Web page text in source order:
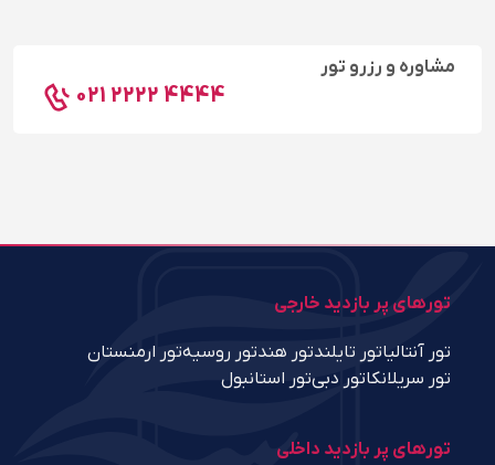
مشاوره و رزرو تور
021 2222 4444
تورهای پر بازدید خارجی
تور آنتالیاتور تایلندتور هندتور روسیهتور ارمنستان
تور سریلانکاتور دبیتور استانبول
تورهای پر بازدید داخلی